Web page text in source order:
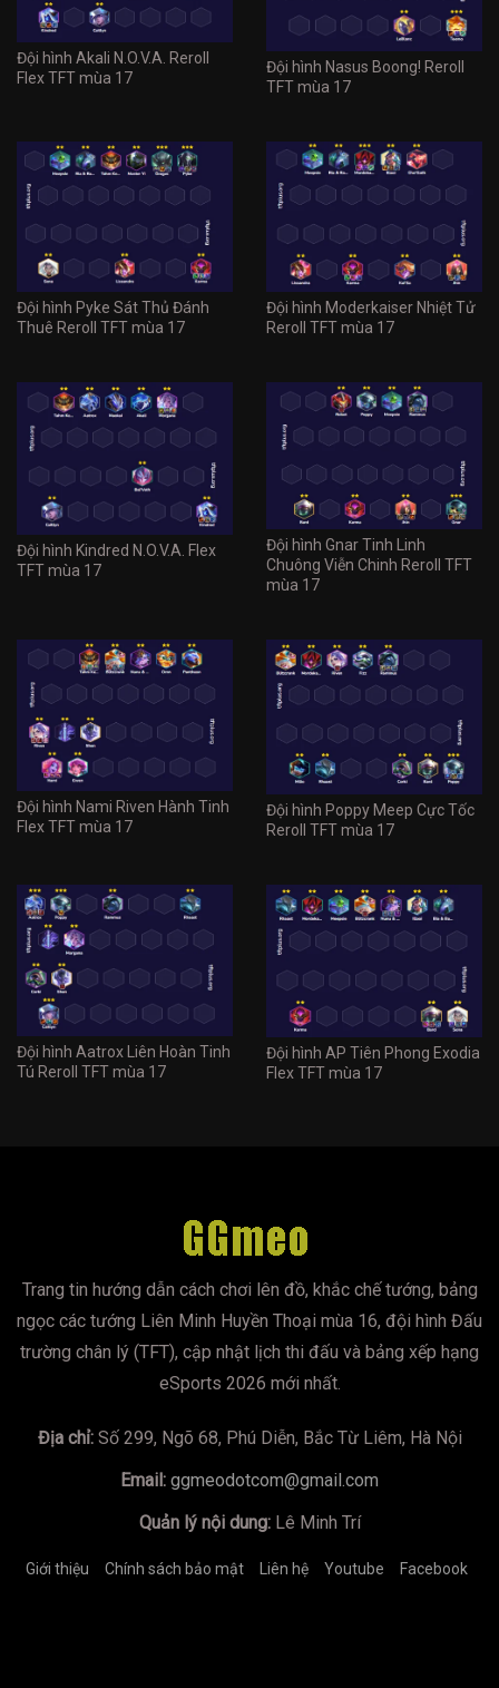
Đội hình Akali N.O.V.A. Reroll
Flex TFT mùa 17
Đội hình Nasus Boong! Reroll
TFT mùa 17
Đội hình Pyke Sát Thủ Đánh
Thuê Reroll TFT mùa 17
Đội hình Moderkaiser Nhiệt Tử
Reroll TFT mùa 17
Đội hình Kindred N.O.V.A. Flex
TFT mùa 17
Đội hình Gnar Tinh Linh
Chuông Viễn Chinh Reroll TFT
mùa 17
Đội hình Nami Riven Hành Tinh
Flex TFT mùa 17
Đội hình Poppy Meep Cực Tốc
Reroll TFT mùa 17
Đội hình Aatrox Liên Hoàn Tinh
Tú Reroll TFT mùa 17
Đội hình AP Tiên Phong Exodia
Flex TFT mùa 17
Trang tin hướng dẫn cách chơi lên đồ, khắc chế tướng, bảng
ngọc các tướng Liên Minh Huyền Thoại mùa 16, đội hình Đấu
trường chân lý (TFT), cập nhật lịch thi đấu và bảng xếp hạng
eSports 2026 mới nhất.
Địa chỉ:Số 299, Ngõ 68, Phú Diễn, Bắc Từ Liêm, Hà Nội
Email: ggmeodotcom@gmail.com
Quản lý nội dung:Lê Minh Trí
Giới thiệu Chính sách bảo mật Liên hệ Youtube Facebook